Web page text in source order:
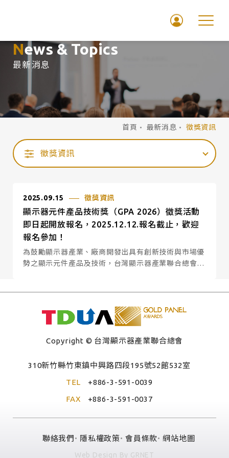
News & Topics
最新消息
首頁 最新消息 徵獎資訊
徵獎資訊
2025.09.15 徵獎資訊
顯示器元件產品技術獎（GPA 2026）徵獎活動
即日起開放報名，2025.12.12.報名截止，歡迎
報名參加！
為鼓勵顯示器產業、廠商開發出具有創新技術與市場優
勢之顯示元件產品及技術，台灣顯示器產業聯合總會
Copyright © 台灣顯示器產業聯合總會
310新竹縣竹東鎮中興路四段195號52館532室
TEL
+886-3-591-0039
FAX
+886-3-591-0037
聯絡我們 隱私權政策 會員條款 網站地圖
Web Design By GRNET